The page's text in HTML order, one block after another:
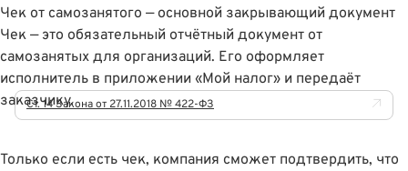
Чек от самозанятого — основной закрывающий документ
Чек — это обязательный отчётный документ от
самозанятых для организаций. Его оформляет
исполнитель в приложении «Мой налог» и передаёт
заказчику.
Ст. 14 Закона от 27.11.2018 № 422-ФЗ
Только если есть чек, компания сможет подтвердить, что